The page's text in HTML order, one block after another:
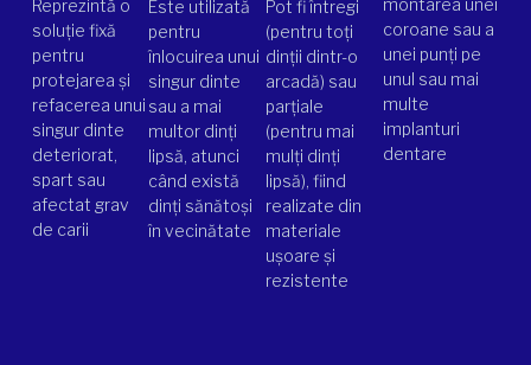
Reprezintă o
soluție fixă
pentru
protejarea și
refacerea unui
singur dinte
deteriorat,
spart sau
afectat grav
de carii
Este utilizată
pentru
înlocuirea unui
singur dinte
sau a mai
multor dinți
lipsă, atunci
când există
dinți sănătoși
în vecinătate
Pot fi întregi
(pentru toți
dinții dintr-o
arcadă) sau
parțiale
(pentru mai
mulți dinți
lipsă), fiind
realizate din
materiale
ușoare și
rezistente
montarea unei
coroane sau a
unei punți pe
unul sau mai
multe
implanturi
dentare